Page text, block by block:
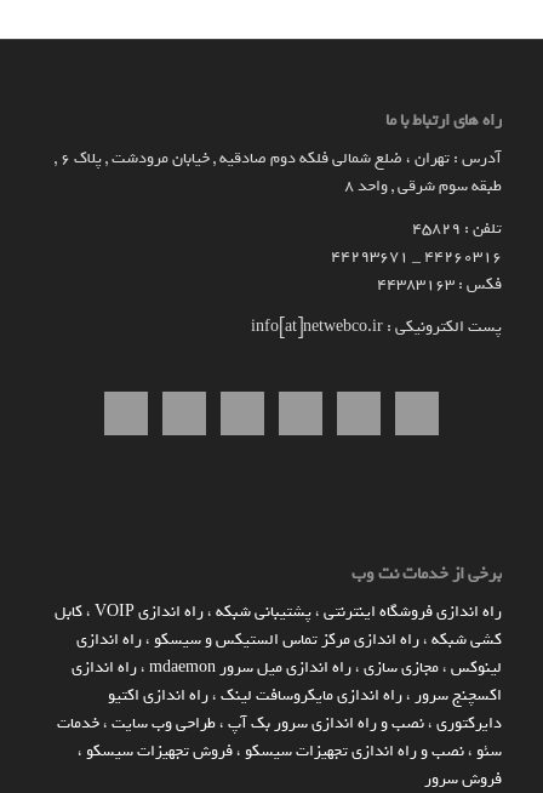
راه های ارتباط با ما
آدرس : تهران ، ضلع شمالی فلکه دوم صادقیه , خیابان مرودشت , پلاک ۶ ,
طبقه سوم شرقی , واحد ۸
تلفن : 45829
۴۴۲۶۰۳۱۶ _ 44293671
فکس : 44383163
پست الکترونیکی : info[at]netwebco.ir
برخی از خدمات نت وب
راه اندازي فروشگاه اينترنتي،پشتیبانی شبکه،راه اندازی VOIP ،کابل
کشی شبکه،راه اندازی مرکز تماس الستیکس و سیسکو ،راه اندازی
لینوکس،مجازی سازی،راه اندازی میل سرور mdaemon ،راه اندازی
اکسچنج سرور ،راه اندازی مایکروسافت لینک،راه اندازی اکتیو
دایرکتوری،نصب و راه اندازی سرور بک آپ،طراحی وب سایت،خدمات
سئو ،نصب و راه اندازی تجهیزات سیسکو ،فروش تجهیزات سیسکو ،
فروش سرور